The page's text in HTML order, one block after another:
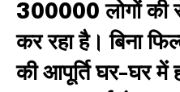
300000 लोगों की
कर रहा है। बिना
की आपूर्ति घर-घर में